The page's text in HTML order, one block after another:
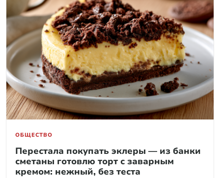
ОБЩЕСТВО
Перестала покупать эклеры — из банки
сметаны готовлю торт с заварным
кремом: нежный, без теста